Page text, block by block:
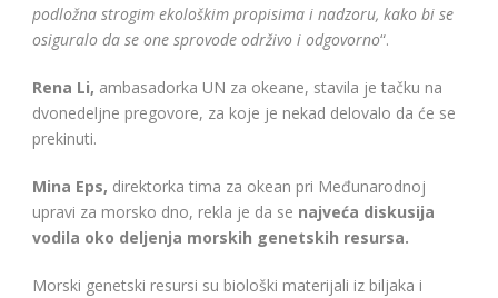
podložna strogim ekološkim propisima i nadzoru, kako bi se
osiguralo da se one sprovode održivo i odgovorno“.
Rena Li, ambasadorka UN za okeane, stavila je tačku na
dvonedeljne pregovore, za koje je nekad delovalo da će se
prekinuti.
Mina Eps, direktorka tima za okean pri Međunarodnoj
upravi za morsko dno, rekla je da se najveća diskusija
vodila oko deljenja morskih genetskih resursa.
Morski genetski resursi su biološki materijali iz biljaka i